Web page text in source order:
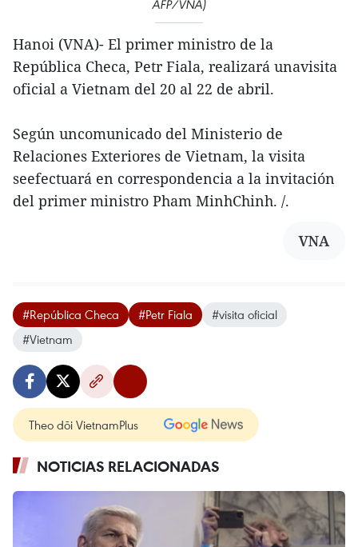
AFP/VNA)
Hanoi (VNA)- El primer ministro de la
República Checa, Petr Fiala, realizará unavisita
oficial a Vietnam del 20 al 22 de abril.
Según uncomunicado del Ministerio de
Relaciones Exteriores de Vietnam, la visita
seefectuará en correspondencia a la invitación
del primer ministro Pham MinhChinh. /.
VNA
#República Checa #Petr Fiala
#visita oficial
#Vietnam
Theo dõi VietnamPlus
NOTICIAS RELACIONADAS